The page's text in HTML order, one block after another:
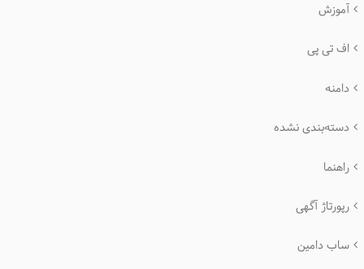
آموزش
اف تی پی
دامنه
دسته‌بندی نشده
راهنما
رپورتاژ آگهی
ساب دامین